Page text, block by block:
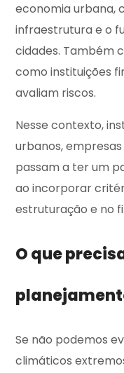
economia urbana,
infraestrutura e o
cidades. Também
como instituições
avaliam riscos.
Nesse contexto,
urbanos,
passam a ter um
ao incorporar
estruturação e no
O que
Se não podemos
climáticos